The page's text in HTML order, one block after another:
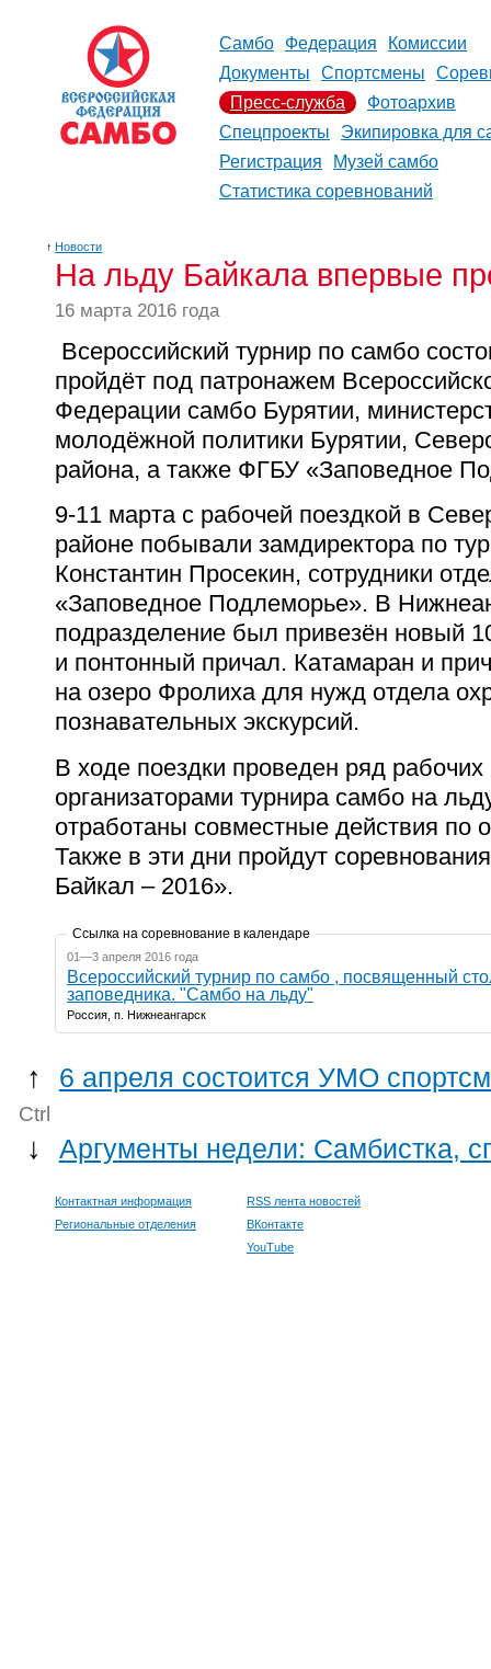
Самбо Федерация
Комиссии
Документы
Спортсмены
Пресс-служба
Фотоархив
Спецпроекты
Экипировка для
Регистрация
Музей самбо
Статистика соревнований
↑ Новости
На льду Байкала впервые
16 марта 2016 года
Всероссийский турнир по самбо
пройдёт под патронажем
Федерации самбо Бурятии,
молодёжной политики Бурятии,
района, а также ФГБУ «Заповедное
9-11 марта с рабочей поездкой в
районе побывали замдиректора по
Константин Просекин, сотрудники
«Заповедное Подлеморье». В
подразделение был привезён новый
и понтонный причал. Катамаран и
на озеро Фролиха для нужд отдела
познавательных экскурсий.
В ходе поездки проведен ряд рабочих
организаторами турнира самбо на
отработаны совместные действия по
Также в эти дни пройдут
Байкал – 2016».
Ссылка на соревнование в календаре
01—3 апреля 2016 года
Всероссийский турнир по самбо , посвященный
заповедника. "Самбо на льду"
Россия, п. Нижнеангарск
↑ 6 апреля состоится УМО
Ctrl
↓ Аргументы недели: Самбистка,
Контактная информация
Региональные отделения
RSS лента новостей
ВКонтакте
YouTube